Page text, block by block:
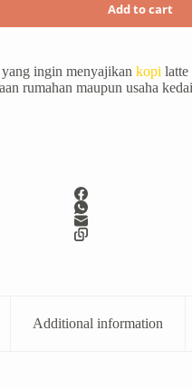
Add to cart
ingin menyajikan kopi latte
rumahan maupun usaha
Additional information